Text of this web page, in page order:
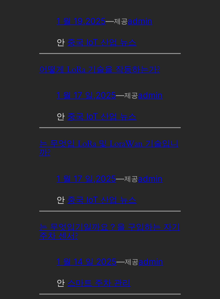
1 월 19,2025—제공admin
안 중국 IoT 산업 뉴스
어떻게 LoRa 기술을 작동하는가?
1 월 17 일,2025—제공admin
안 중국 IoT 산업 뉴스
는 무엇입 LoRa 및 LoraWan 기술입니
까?
1 월 17 일,2025—제공admin
안 중국 IoT 산업 뉴스
는 무엇입기일까요？을 구입하는 자기
주차 센서?
1 월 14 일 2025—제공admin
안 스마트 주차 관리